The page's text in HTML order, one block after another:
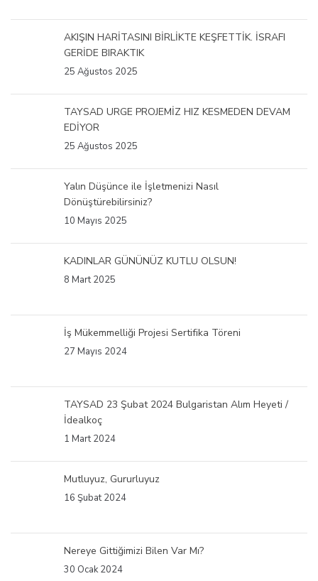
AKIŞIN HARİTASINI BİRLİKTE KEŞFETTİK. İSRAFI
GERİDE BIRAKTIK
25 Ağustos 2025
TAYSAD URGE PROJEMİZ HIZ KESMEDEN DEVAM
EDİYOR
25 Ağustos 2025
Yalın Düşünce ile İşletmenizi Nasıl
Dönüştürebilirsiniz?
10 Mayıs 2025
KADINLAR GÜNÜNÜZ KUTLU OLSUN!
8 Mart 2025
İş Mükemmelliği Projesi Sertifika Töreni
27 Mayıs 2024
TAYSAD 23 Şubat 2024 Bulgaristan Alım Heyeti /
İdealkoç
1 Mart 2024
Mutluyuz, Gururluyuz
16 Şubat 2024
Nereye Gittiğimizi Bilen Var Mı?
30 Ocak 2024